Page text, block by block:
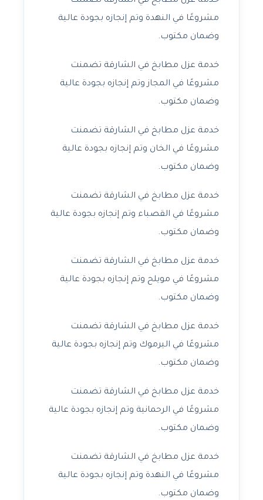
مشروعًا في النهدة وتم إنجازه بجودة عالية
وضمان مكتوب.
خدمة عزل مطابخ في الشارقة تضمنت
مشروعًا في المجاز وتم إنجازه بجودة عالية
وضمان مكتوب.
خدمة عزل مطابخ في الشارقة تضمنت
مشروعًا في الخان وتم إنجازه بجودة عالية
وضمان مكتوب.
خدمة عزل مطابخ في الشارقة تضمنت
مشروعًا في القصباء وتم إنجازه بجودة عالية
وضمان مكتوب.
خدمة عزل مطابخ في الشارقة تضمنت
مشروعًا في مويلح وتم إنجازه بجودة عالية
وضمان مكتوب.
خدمة عزل مطابخ في الشارقة تضمنت
مشروعًا في اليرموك وتم إنجازه بجودة عالية
وضمان مكتوب.
خدمة عزل مطابخ في الشارقة تضمنت
مشروعًا في الرحمانية وتم إنجازه بجودة عالية
وضمان مكتوب.
خدمة عزل مطابخ في الشارقة تضمنت
مشروعًا في النهدة وتم إنجازه بجودة عالية
وضمان مكتوب.